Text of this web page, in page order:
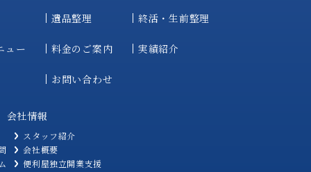
遺品整理 終活・生前整理
ュー 料金のご案内 実績紹介
お問い合わせ
会社情報
スタッフ紹介
会社概要
便利屋独立開業支援